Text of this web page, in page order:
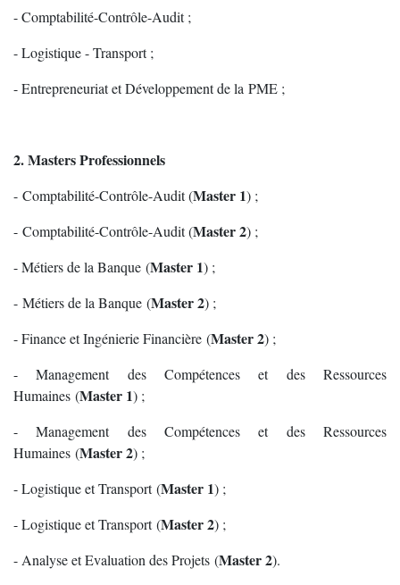
- Comptabilité-Contrôle-Audit ;
- Logistique - Transport ;
- Entrepreneuriat et Développement de la PME ;
2. Masters Professionnels
- Comptabilité-Contrôle-Audit (Master 1) ;
- Comptabilité-Contrôle-Audit (Master 2) ;
- Métiers de la Banque (Master 1) ;
- Métiers de la Banque (Master 2) ;
- Finance et Ingénierie Financière (Master 2) ;
- Management des Compétences et des Ressources
Humaines (Master 1) ;
- Management des Compétences et des Ressources
Humaines (Master 2) ;
- Logistique et Transport (Master 1) ;
- Logistique et Transport (Master 2) ;
- Analyse et Evaluation des Projets (Master 2).